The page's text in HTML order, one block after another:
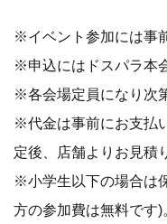
※イベント参加には事
※申込にはドスパラ本
※各会場定員になり次
※代金は事前にお支払
定後、店舗よりお見積
※小学生以下の場合は
方の参加費は無料です)